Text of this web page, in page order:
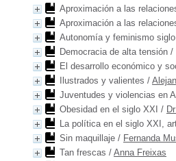
Aproximación a las
Aproximación a las
Autonomía y feminismo
Democracia de alta tensión /
El desarrollo económico y
Ilustrados y valientes /
Juventudes y violencias en
Obesidad en el siglo XXI /
La política en el siglo XXI,
Sin maquillaje / Fernanda
Tan frescas / Anna Freixas